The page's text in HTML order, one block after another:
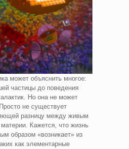
может объяснить многое:
частицы до поведения
Но она не может
не существует
разницу между живым
Кажется, что жизнь
образом «возникает» из
как элементарные